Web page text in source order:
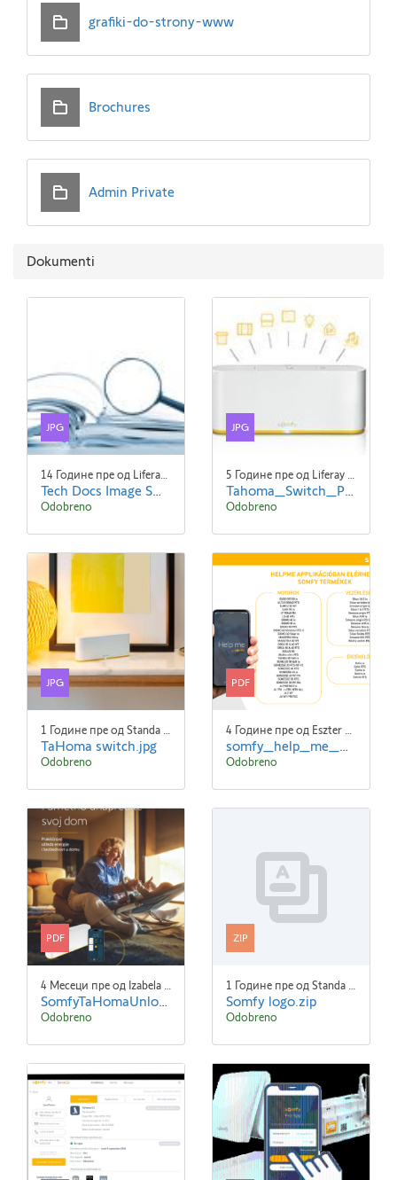
grafiki-do-strony-www
Brochures
Admin Private
Dokumenti
JPG
14 Године пре од Liferay Admin Liferay Admin
Tech Docs Image Small
Odobreno
JPG
5 Године пре од Liferay Admin Liferay Admin
Tahoma_Switch_Picto.jpg
Odobreno
JPG
1 Године пре од Standa Blaha
TaHoma switch.jpg
Odobreno
PDF
4 Године пре од Eszter NYÚZÓ Eszter NYÚZÓ
somfy_help_me_web_2021.pdf
Odobreno
PDF
4 Месеци пре од Izabela Gwozdzik
SomfyTaHomaUnlock-B2C-Brochure A4 SR 3.pdf
Odobreno
ZIP
1 Године пре од Standa Blaha
Somfy logo.zip
Odobreno